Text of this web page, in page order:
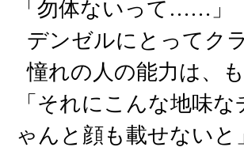
「勿体ないって……」
デンゼルにとってク
憧れの人の能力は、
「それにこんな地味
ゃんと顔も載せないと